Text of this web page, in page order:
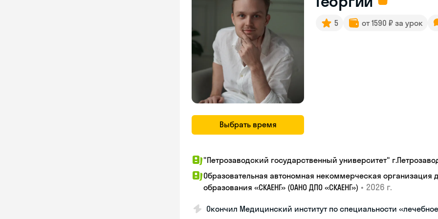
Выбрать время
5 от 1590 ₽ за урок
"Петрозаводский государственный университет"
Образовательная автономная некоммерческая организация
образования «СКАЕНГ» (ОАНО ДПО «СКАЕНГ») • 2026 г.
Окончил Медицинский институт по специальности